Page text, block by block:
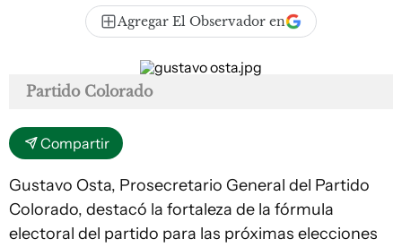
Agregar El Observador en
Partido Colorado
Compartir
Gustavo Osta, Prosecretario General del Partido
Colorado, destacó la fortaleza de la fórmula
electoral del partido para las próximas elecciones